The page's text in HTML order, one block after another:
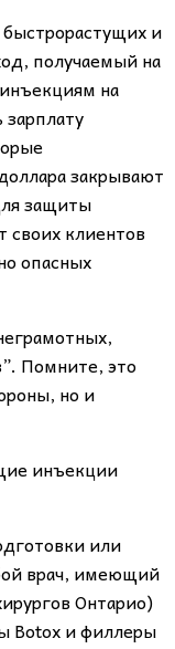
и
получаемый на
на
закрывают
защиты
своих клиентов
опасных
Помните, это
но и
инъекции
или
врач, имеющий
Онтарио)
Botox и филлеры